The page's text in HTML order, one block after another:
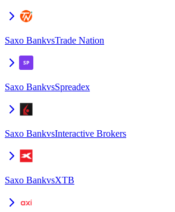
Saxo BankvsTrade Nation
Saxo BankvsSpreadex
Saxo BankvsInteractive Brokers
Saxo BankvsXTB